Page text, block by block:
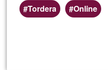
Tordera
Online